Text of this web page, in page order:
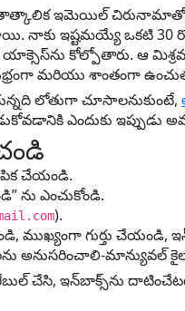
ఇమెయిల్
ఇష్టమయ్యే ఒకటి 30
కోల్పోతారు. ఆ
మరియు శాంతంగా
లోతుగా చూసాలనుకుంటే,
ఎందుకు ఇప్పుడు
చేయండి.
ను ఎంచుకోండి.
).
ముఖ్యంగా గుర్తు
అనుసరించాలి-మాన్యువల్
చేసి, ఇన్‌బాక్స్‌ను